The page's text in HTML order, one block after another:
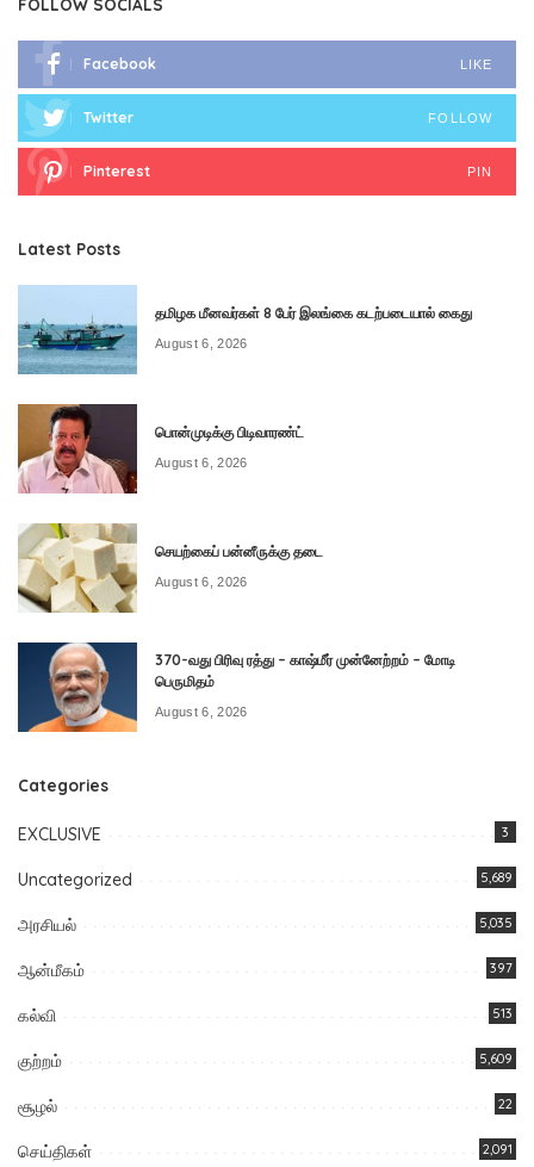
FOLLOW SOCIALS
Facebook LIKE
Twitter FOLLOW
Pinterest PIN
Latest Posts
தமிழக மீனவர்கள் 8 பேர் இலங்கை கடற்படையால் கைது
August 6, 2026
பொன்முடிக்கு பிடிவாரண்ட்
August 6, 2026
செயற்கைப் பன்னீருக்கு தடை
August 6, 2026
370-வது பிரிவு ரத்து – காஷ்மீர் முன்னேற்றம் – மோடி
பெருமிதம்
August 6, 2026
Categories
EXCLUSIVE 3
Uncategorized 5,689
அரசியல் 5,035
ஆன்மீகம் 397
கல்வி 513
குற்றம் 5,609
சூழல் 22
செய்திகள் 2,091